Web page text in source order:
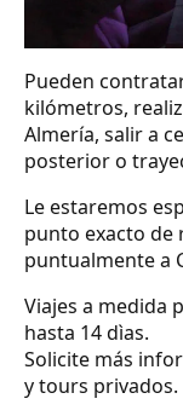
Pueden
kilómetros,
Almería, salir a
posterior o
Le estaremos
punto exacto de
puntualmente a
Viajes a medida
hasta 14 dìas.
Solicite más
y tours privados.